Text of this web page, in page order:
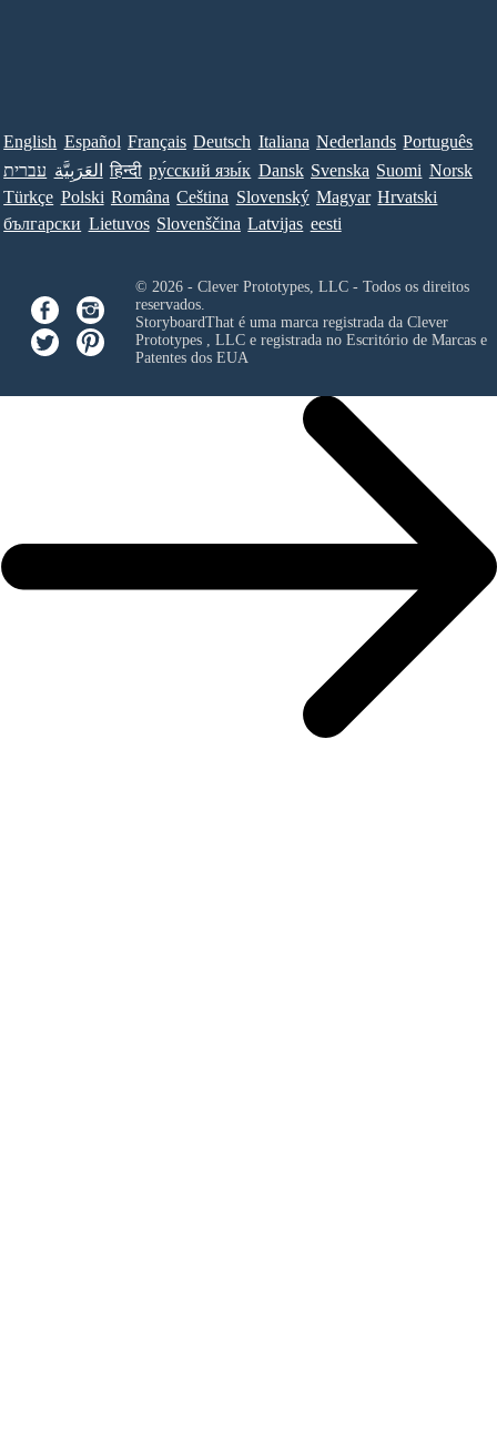
English Español Français Deutsch Italiana Nederlands Português
עברית العَرَبِيَّة हिन्दी ру́сский язы́к Dansk Svenska Suomi Norsk
Türkçe Polski Româna Ceština Slovenský Magyar Hrvatski
български Lietuvos Slovenščina Latvijas eesti
© 2026 - Clever Prototypes, LLC - Todos os direitos
reservados.
StoryboardThat é uma marca registrada da Clever
Prototypes , LLCe registrada no Escritório de Marcas e
Patentes dos EUA